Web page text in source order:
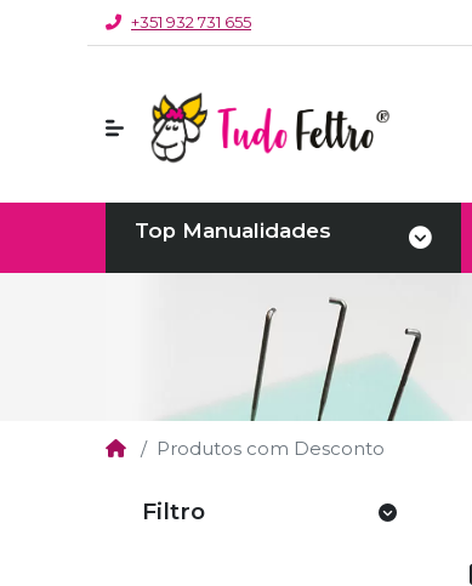
+351 932 731 655
Top Manualidades
Produtos com Desconto
Filtro